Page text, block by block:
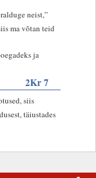
neist,”
ma võtan teid
ja
2Kr 7
siis
täiustades